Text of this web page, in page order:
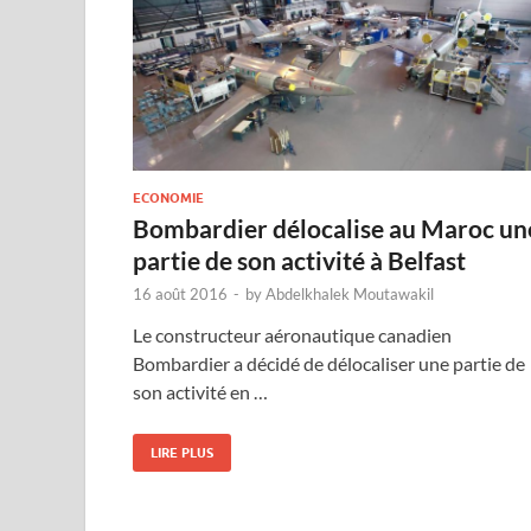
ECONOMIE
Bombardier délocalise au Maroc
partie de son activité à Belfast
16 août 2016 - byAbdelkhalek Moutawakil
Le constructeur aéronautique canadien
Bombardier a décidé de délocaliser une partie de
son activité en …
LIRE PLUS